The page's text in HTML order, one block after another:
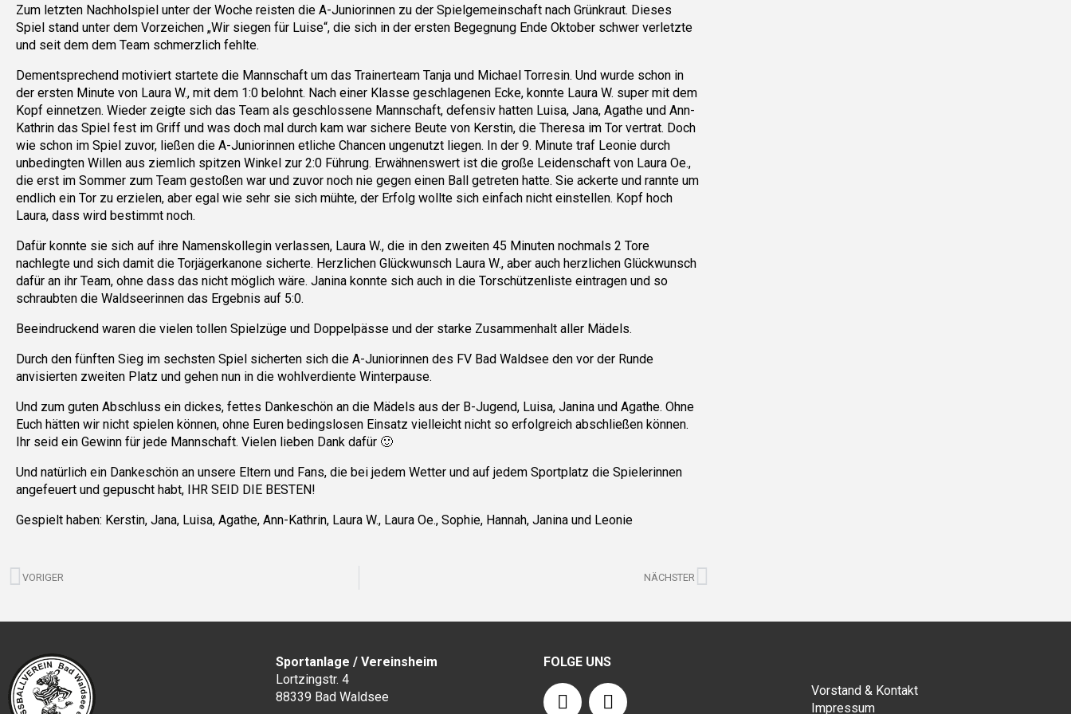
Zum letzten Nachholspiel unter der Woche reisten die A-Juniorinnen zu der Spielgemeinschaft nach Grünkraut. Dieses
Spiel stand unter dem Vorzeichen „Wir siegen für Luise“, die sich in der ersten Begegnung Ende Oktober schwer verletzte
und seit dem dem Team schmerzlich fehlte.
Dementsprechend motiviert startete die Mannschaft um das Trainerteam Tanja und Michael Torresin. Und wurde schon in
der ersten Minute von Laura W., mit dem 1:0 belohnt. Nach einer Klasse geschlagenen Ecke, konnte Laura W. super mit dem
Kopf einnetzen. Wieder zeigte sich das Team als geschlossene Mannschaft, defensiv hatten Luisa, Jana, Agathe und Ann-
Kathrin das Spiel fest im Griff und was doch mal durch kam war sichere Beute von Kerstin, die Theresa im Tor vertrat. Doch
wie schon im Spiel zuvor, ließen die A-Juniorinnen etliche Chancen ungenutzt liegen. In der 9. Minute traf Leonie durch
unbedingten Willen aus ziemlich spitzen Winkel zur 2:0 Führung. Erwähnenswert ist die große Leidenschaft von Laura Oe.,
die erst im Sommer zum Team gestoßen war und zuvor noch nie gegen einen Ball getreten hatte. Sie ackerte und rannte um
endlich ein Tor zu erzielen, aber egal wie sehr sie sich mühte, der Erfolg wollte sich einfach nicht einstellen. Kopf hoch
Laura, dass wird bestimmt noch.
Dafür konnte sie sich auf ihre Namenskollegin verlassen, Laura W., die in den zweiten 45 Minuten nochmals 2 Tore
nachlegte und sich damit die Torjägerkanone sicherte. Herzlichen Glückwunsch Laura W., aber auch herzlichen Glückwunsch
dafür an ihr Team, ohne dass das nicht möglich wäre. Janina konnte sich auch in die Torschützenliste eintragen und so
schraubten die Waldseerinnen das Ergebnis auf 5:0.
Beeindruckend waren die vielen tollen Spielzüge und Doppelpässe und der starke Zusammenhalt aller Mädels.
Durch den fünften Sieg im sechsten Spiel sicherten sich die A-Juniorinnen des FV Bad Waldsee den vor der Runde
anvisierten zweiten Platz und gehen nun in die wohlverdiente Winterpause.
Und zum guten Abschluss ein dickes, fettes Dankeschön an die Mädels aus der B-Jugend, Luisa, Janina und Agathe. Ohne
Euch hätten wir nicht spielen können, ohne Euren bedingslosen Einsatz vielleicht nicht so erfolgreich abschließen können.
Ihr seid ein Gewinn für jede Mannschaft. Vielen lieben Dank dafür 🙂
Und natürlich ein Dankeschön an unsere Eltern und Fans, die bei jedem Wetter und auf jedem Sportplatz die Spielerinnen
angefeuert und gepuscht habt, IHR SEID DIE BESTEN!
Gespielt haben: Kerstin, Jana, Luisa, Agathe, Ann-Kathrin, Laura W., Laura Oe., Sophie, Hannah, Janina und Leonie
Zurück
VORIGER NÄCHSTER Nächster
Sportanlage / Vereinsheim
Lortzingstr. 4
88339 Bad Waldsee
FOLGE UNS
F
I
Vorstand & Kontakt
Impressum